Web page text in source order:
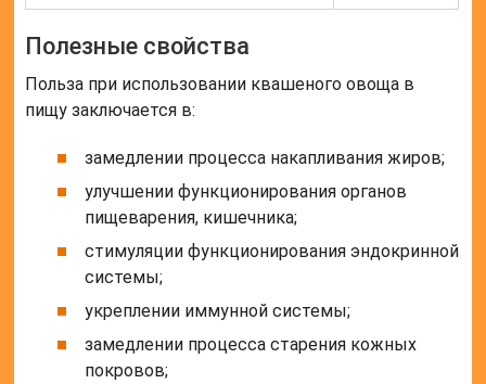
Полезные свойства
Польза при использовании квашеного овоща в
пищу заключается в:
замедлении процесса накапливания жиров;
улучшении функционирования органов
пищеварения, кишечника;
стимуляции функционирования эндокринной
системы;
укреплении иммунной системы;
замедлении процесса старения кожных
покровов;